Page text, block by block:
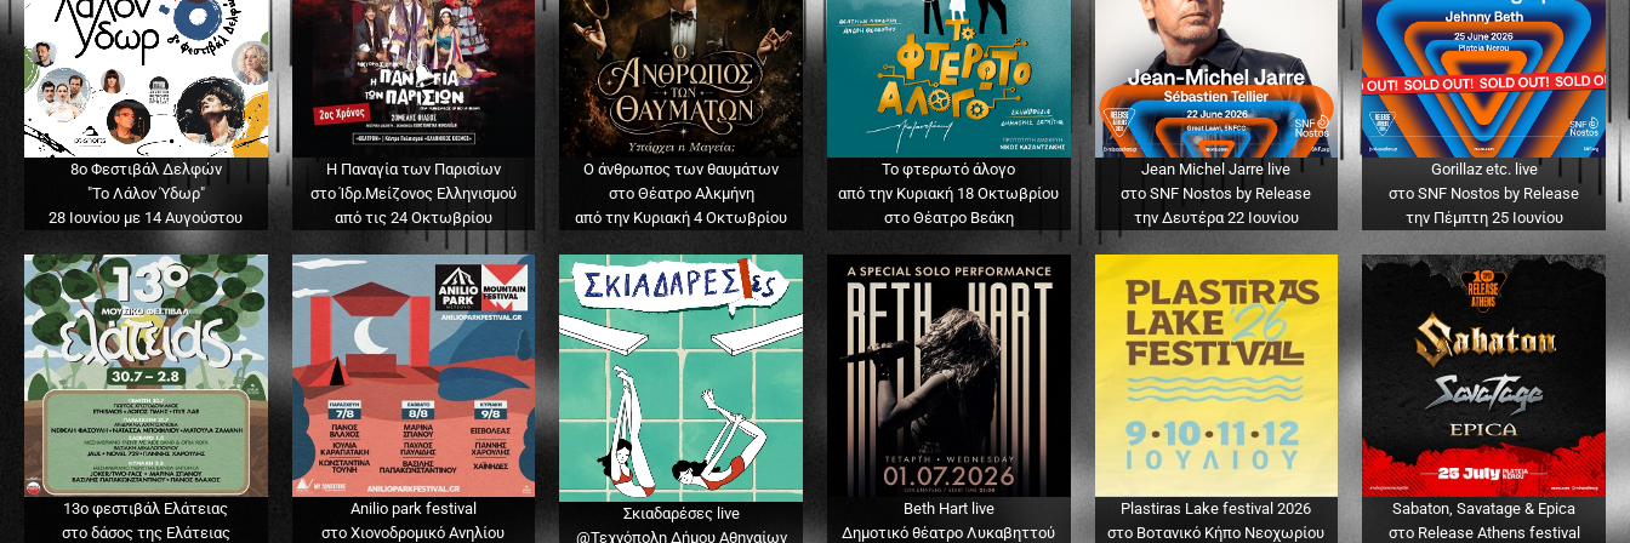
8ο Φεστιβάλ Δελφών
"Το Λάλον Ύδωρ"
28 Ιουνίου με 14 Αυγούστου
Η Παναγία των Παρισίων
στο Ίδρ.Μείζονος Ελληνισμού
από τις 24 Οκτωβρίου
Ο άνθρωπος των θαυμάτων
στο Θέατρο Αλκμήνη
από την Κυριακή 4 Οκτωβρίου
Το φτερωτό άλογο
από την Κυριακή 18 Οκτωβρίου
στο Θέατρο Βεάκη
Jean Michel Jarre live
στο SNF Nostos by Release
την Δευτέρα 22 Ιουνίου
Gorillaz etc. live
στο SNF Nostos by Release
την Πέμπτη 25 Ιουνίου
13o φεστιβάλ Ελάτειας
στο δάσος της Ελάτειας
Anilio park festival
στο Χιονοδρομικό Ανηλίου
Σκιαδαρέσες live
@Τεχνόπολη Δήμου Αθηναίων
Beth Hart live
Δημοτικό θέατρο Λυκαβηττού
Plastiras Lake festival 2026
στο Βοτανικό Κήπο Νεοχωρίου
Sabaton, Savatage & Epica
στο Release Athens festival